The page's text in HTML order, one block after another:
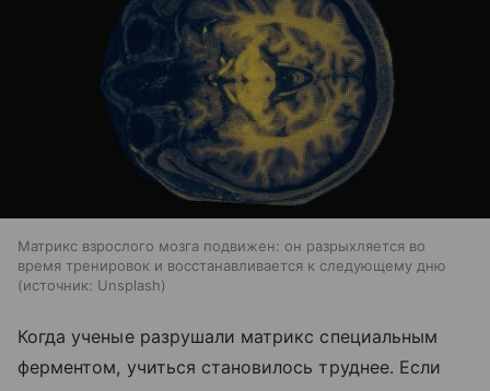
Матрикс взрослого мозга подвижен: он разрыхляется во
время тренировок и восстанавливается к следующему дню
источник: Unsplash
Когда ученые разрушали матрикс специальным
ферментом, учиться становилось труднее. Если